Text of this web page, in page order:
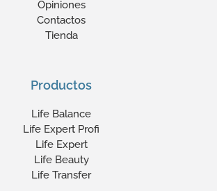
Opiniones
Contactos
Tienda
Productos
Life Balance
Life Expert Profi
Life Expert
Life Beauty
Life Transfer